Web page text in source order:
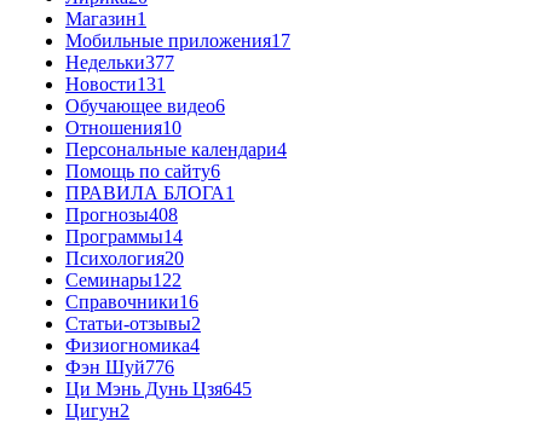
Магазин1
Мобильные приложения17
Недельки377
Новости131
Обучающее видео6
Отношения10
Персональные календари4
Помощь по сайту6
ПРАВИЛА БЛОГА1
Прогнозы408
Программы14
Психология20
Семинары122
Справочники16
Статьи-отзывы2
Физиогномика4
Фэн Шуй776
Ци Мэнь Дунь Цзя645
Цигун2